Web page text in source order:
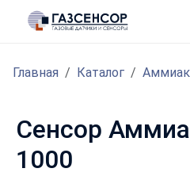
Главная Каталог Аммиак
Сенсор
1000